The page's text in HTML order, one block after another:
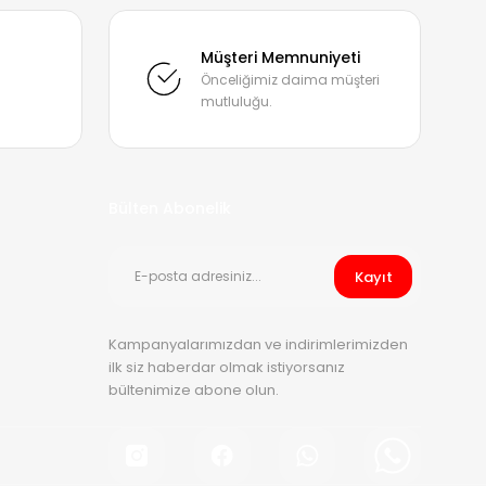
Müşteri Memnuniyeti
Önceliğimiz daima müşteri
mutluluğu.
Kayıt
Kampanyalarımızdan ve indirimlerimizden
ilk siz haberdar olmak istiyorsanız
bültenimize abone olun.